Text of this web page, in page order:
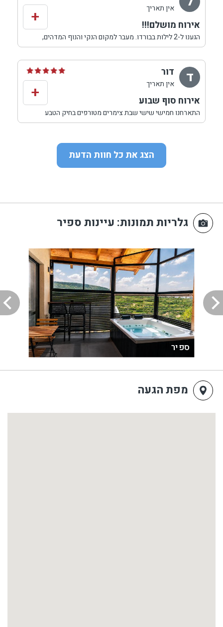
אין תאריך
אירוח מושלם!!!
הגענו ל-2 לילות בבורדו. מעבר למקום הנקי והנוף המדהים,
בעלי המקום פשוט מקסימים, שירותיים ואדיבים! בהחלט
נחזור בקיץ.
+
ד דור
אין תאריך
אירוח סוף שבוע
התארחנו חמישי שישי שבת צימרים מטורפים בחיק הטבע
הירושלמי שקט נקי אנשים מדהימים ענו על כל הצרכים שלנו
+
הצג את כל חוות הדעת
גלריות תמונות: עיינות ספיר
ספיר
מפת הגעה